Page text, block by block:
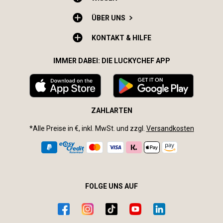
ÜBER UNS
KONTAKT & HILFE
IMMER DABEI: DIE LUCKYCHEF APP
ZAHLARTEN
*Alle Preise in €, inkl. MwSt. und zzgl. Versandkosten
FOLGE UNS AUF